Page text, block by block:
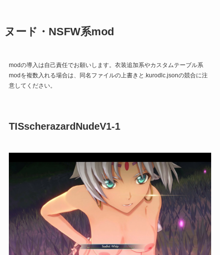
ヌード・NSFW系mod
modの導入は自己責任でお願いします。衣装追加系やカスタムテーブル系
modを複数入れる場合は、同名ファイルの上書きと.kurodlc.jsonの競合に注
意してください。
TISscherazardNudeV1-1